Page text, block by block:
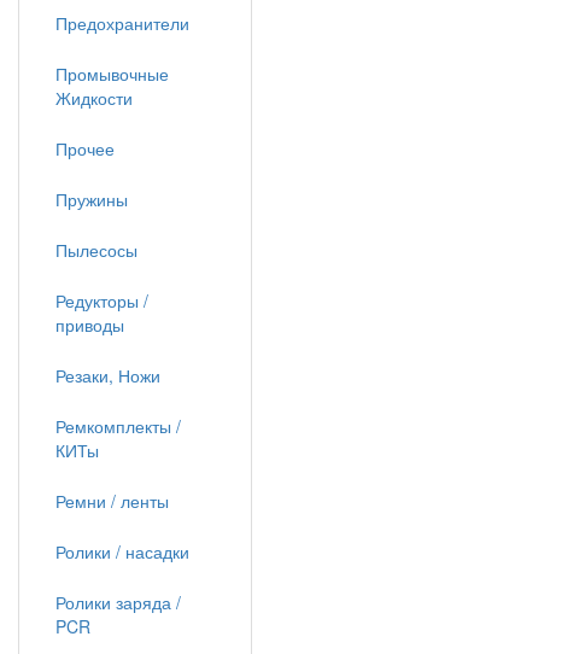
Предохранители
Промывочные
Жидкости
Прочее
Пружины
Пылесосы
Редукторы /
приводы
Резаки, Ножи
Ремкомплекты /
КИТы
Ремни / ленты
Ролики / насадки
Ролики заряда /
PCR